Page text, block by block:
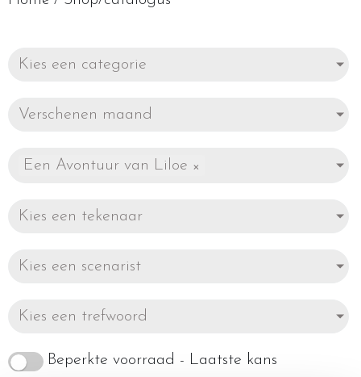
Kies een categorie
Verschenen maand
Een Avontuur van Liloe ×
Kies een tekenaar
Kies een scenarist
Kies een trefwoord
Beperkte voorraad - Laatste kans